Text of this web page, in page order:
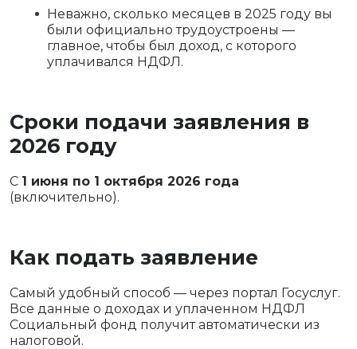
Неважно, сколько месяцев в 2025 году вы
были официально трудоустроены —
главное, чтобы был доход, с которого
уплачивался НДФЛ.
Сроки подачи заявления в
2026 году
С 1 июня по 1 октября 2026 года
(включительно).
Как подать заявление
Самый удобный способ — через портал Госуслуг.
Все данные о доходах и уплаченном НДФЛ
Социальный фонд получит автоматически из
налоговой.